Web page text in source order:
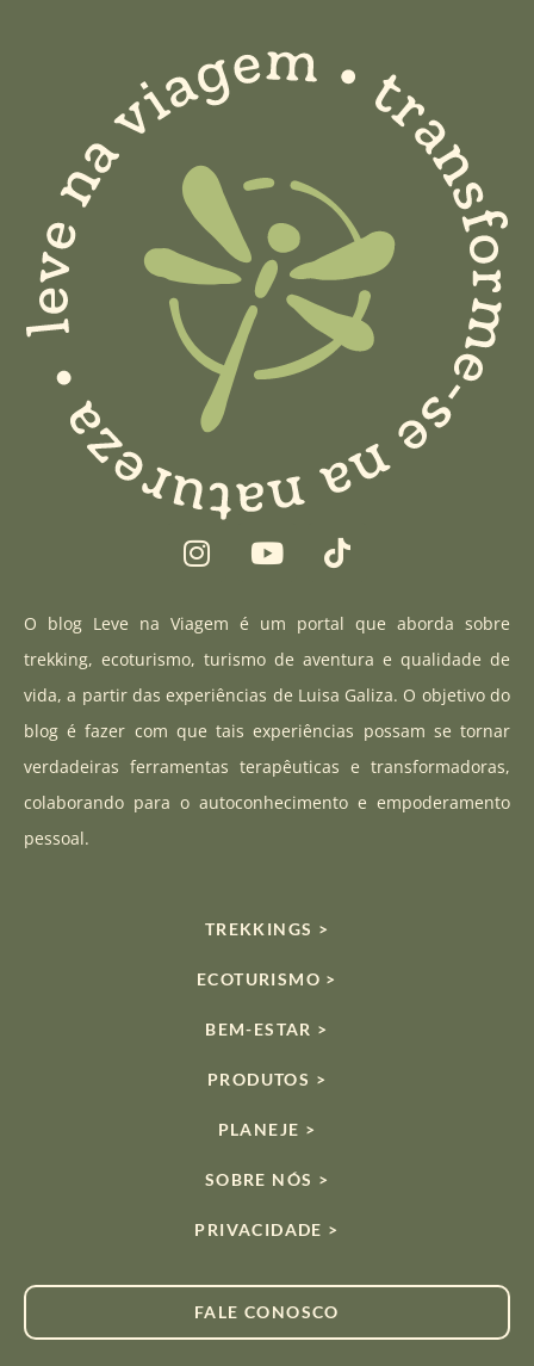
I
n
t
a
g
a
m
Y
o
t
u
b
T
i
t
o
k
O blog Leve na Viagem é um portal que aborda sobre
trekking, ecoturismo, turismo de aventura e qualidade de
vida, a partir das experiências de Luisa Galiza. O objetivo do
blog é fazer com que tais experiências possam se tornar
verdadeiras ferramentas terapêuticas e transformadoras,
colaborando para o autoconhecimento e empoderamento
pessoal.
TREKKINGS >
ECOTURISMO >
BEM-ESTAR >
PRODUTOS >
PLANEJE >
SOBRE NÓS >
PRIVACIDADE >
FALE CONOSCO